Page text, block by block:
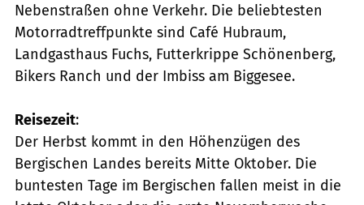
Nebenstraßen ohne Verkehr. Die beliebtesten
Motorradtreffpunkte sind Café Hubraum,
Landgasthaus Fuchs, Futterkrippe Schönenberg,
Bikers Ranch und der Imbiss am Biggesee.
Reisezeit:
Der Herbst kommt in den Höhenzügen des
Bergischen Landes bereits Mitte Oktober. Die
buntesten Tage im Bergischen fallen meist in die